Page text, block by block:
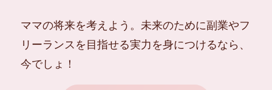
ママの将来を考えよう。未来のために副業やフ
リーランスを目指せる実力を身につけるなら、
今でしょ！